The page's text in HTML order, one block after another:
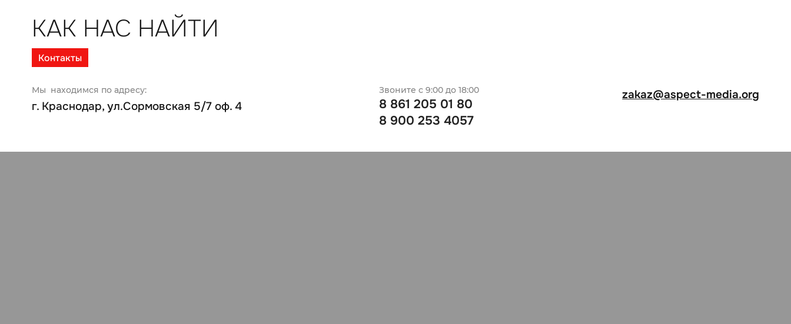
КАК НАС НАЙТИ
Контакты
Мы находимся по адресу:
г. Краснодар, ул.Сормовская 5/7 оф. 4
Звоните с 9:00 до 18:00
8 861 205 01 80
8 900 253 4057
zakaz@aspect-media.org